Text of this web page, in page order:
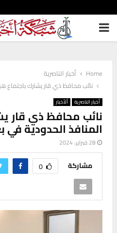
PRIMARY
Home
أخبار الناصرية
نائب محافظ ذي قار يشارك باجتماع
أخبار الناصرية ألأخبار
نائب محافظ ذي قار
المنافذ الحدودية في
28 فبراير، 2024
مشاركة 0